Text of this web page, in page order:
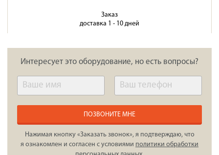
Заказ
доставка 1 - 10 дней
Интересует это оборудование, но есть вопросы?
ПОЗВОНИТЕ МНЕ
Нажимая кнопку «Заказать звонок», я подтверждаю, что
я ознакомлен и согласен с условиями политики обработки